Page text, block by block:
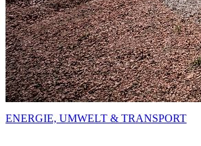
ENERGIE, UMWELT & TRANSPORT